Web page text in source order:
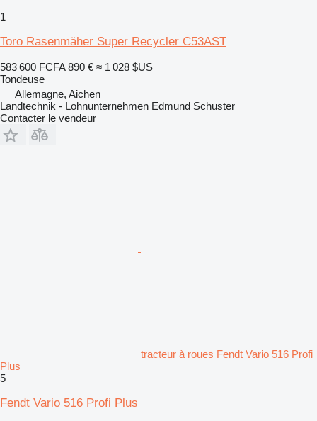
1
Toro Rasenmäher Super Recycler C53AST
583 600 FCFA 890 € ≈ 1 028 $US
Tondeuse
Allemagne, Aichen
Landtechnik - Lohnunternehmen Edmund Schuster
Contacter le vendeur
tracteur à roues Fendt Vario 516 Profi
Plus
5
Fendt Vario 516 Profi Plus